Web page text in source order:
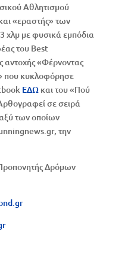
Αθλητισμού
«εραστής» των
με φυσικά εμπόδια
του Best
αντοχής «Φέρνοντας
που κυκλοφόρησε
ΕΔΩκαι του «Πού
σε σειρά
των οποίων
την
Δρόμων